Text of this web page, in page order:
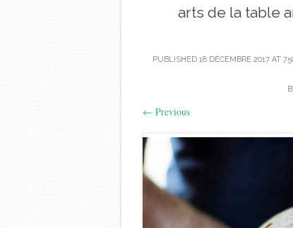
arts de la table
PUBLISHED 18 DÉCEMBRE 2017 AT
← Previous